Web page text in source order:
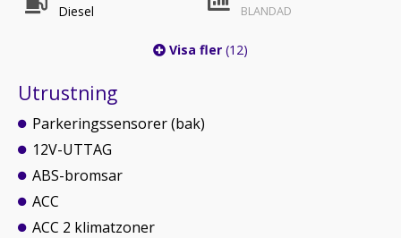
Diesel
BLANDAD
Visa fler (12)
Utrustning
Parkeringssensorer (bak)
12V-UTTAG
ABS-bromsar
ACC
ACC 2 klimatzoner